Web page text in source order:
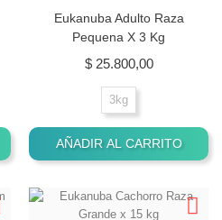
Eukanuba Adulto Raza
Pequena X 3 Kg
$ 25.800,00Precio
3kg
AÑADIR AL CARRITO